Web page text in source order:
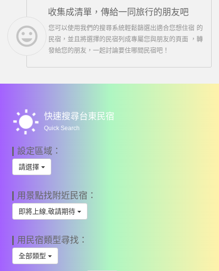
insert_emoticon
收集成清單，傳給一同旅行的朋友吧
您可以使用我們的搜尋系統輕鬆篩選出適合您想住宿 的
民宿，並且將選擇的民宿列成專屬您與朋友的頁面 ，轉
發給您的朋友，一起討論要住哪間民宿吧！
wb_sunny快速搜尋台東民宿
Quick Search
設定區域：
請選擇
用景點找附近民宿：
即將上線,敬請期待
用民宿類型尋找：
全部類型